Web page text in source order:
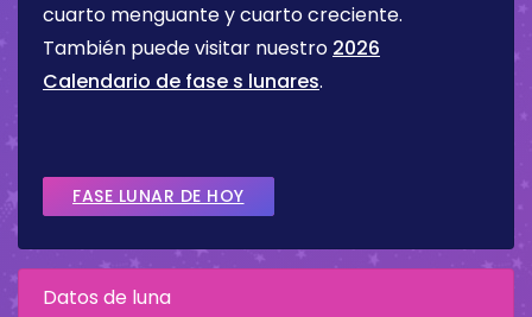
cuarto menguante y cuarto creciente.
También puede visitar nuestro 2026
Calendario de fase s lunares.
FASE LUNAR DE HOY
Datos de luna